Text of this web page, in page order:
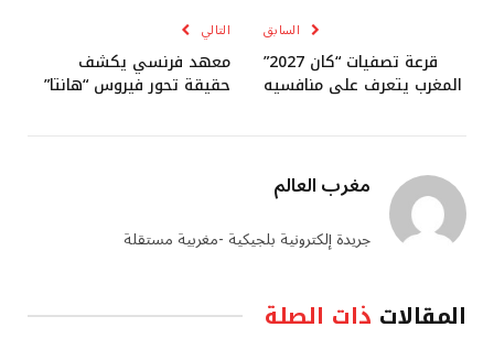
السابق
قرعة تصفيات “كان 2027”
المغرب يتعرف على منافسيه
التالي
معهد فرنسي يكشف
حقيقة تحور فيروس “هانتا”
مغرب العالم
جريدة إلكترونية بلجيكية -مغربية مستقلة
المقالات ذات الصلة